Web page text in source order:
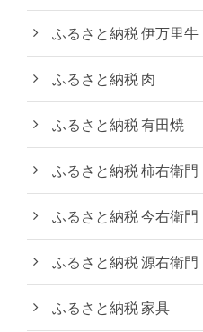
ふるさと納税 伊万里牛
ふるさと納税 肉
ふるさと納税 有田焼
ふるさと納税 柿右衛門
ふるさと納税 今右衛門
ふるさと納税 源右衛門
ふるさと納税 家具